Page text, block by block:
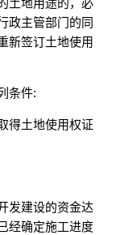
土地用途的，必
政主管部门的同
新签订土地使用
条件:
得土地使用权证
发建设的资金达
经确定施工进度